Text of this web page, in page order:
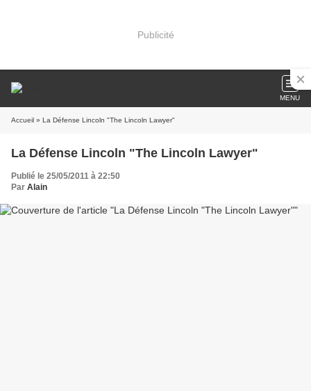
Publicité
MENU
Accueil » La Défense Lincoln "The Lincoln Lawyer"
La Défense Lincoln "The Lincoln Lawyer"
Publié le 25/05/2011 à 22:50
Par Alain